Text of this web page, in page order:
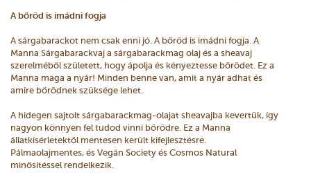
A bőröd is imádni fogja
A sárgabarackot nem csak enni jó. A bőröd is imádni fogja. A
Manna Sárgabarackvaj a sárgabarackmag olaj és a sheavaj
szerelméből született, hogy ápolja és kényeztesse bőrödet. Ez a
Manna maga a nyár! Minden benne van, amit a nyár adhat és
amire bőrödnek szüksége lehet.
A hidegen sajtolt sárgabarackmag-olajat sheavajba kevertük, így
nagyon könnyen fel tudod vinni bőrödre. Ez a Manna
állatkísérletektől mentesen került kifejlesztésre.
Pálmaolajmentes, és Vegán Society és Cosmos Natural
minősítéssel rendelkezik.